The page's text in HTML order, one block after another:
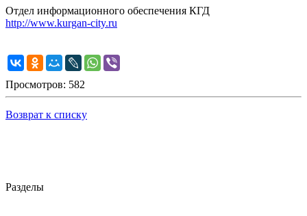
Отдел информационного обеспечения КГД
http://www.kurgan-city.ru
Просмотров: 582
Возврат к списку
Разделы